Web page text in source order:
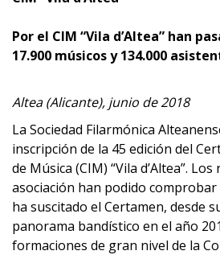
Por el CIM “Vila d’Altea” han
17.900 músicos y134.000
Altea (Alicante), junio de 2018
La Sociedad Filarmónica
inscripción de la 45 edición del
de Música (CIM) “Vila d’Altea”.
asociación han podido
ha suscitado el Certamen, desde
panorama bandístico en el año
formaciones de gran nivel de la